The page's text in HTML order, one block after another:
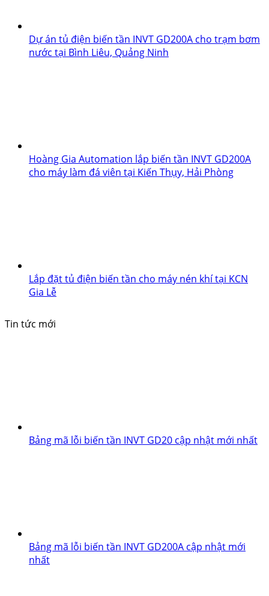
Dự án tủ điện biến tần INVT GD200A cho trạm bơm
nước tại Bình Liêu, Quảng Ninh
Hoàng Gia Automation lắp biến tần INVT GD200A
cho máy làm đá viên tại Kiến Thụy, Hải Phòng
Lắp đặt tủ điện biến tần cho máy nén khí tại KCN
Gia Lễ
Tin tức mới
Bảng mã lỗi biến tần INVT GD20 cập nhật mới nhất
Bảng mã lỗi biến tần INVT GD200A cập nhật mới
nhất